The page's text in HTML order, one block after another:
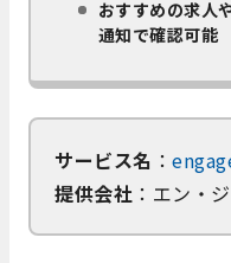
おすすめの求人
通知で確認可能
サービス名 ：
提供会社 ：エン・